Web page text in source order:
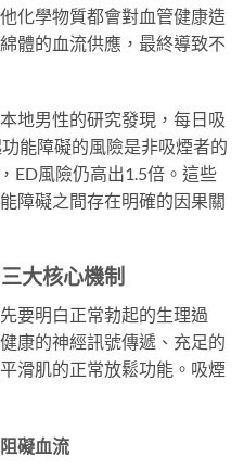
化學物質都會對血管健康造
體的血流供應，最終導致不
地男性的研究發現，每日吸
能障礙的風險是非吸煙者的
ED風險仍高出1.5倍。這些
障礙之間存在明確的因果關
大核心機制
要明白正常勃起的生理過
康的神經訊號傳遞、充足的
滑肌的正常放鬆功能。吸煙
礙血流